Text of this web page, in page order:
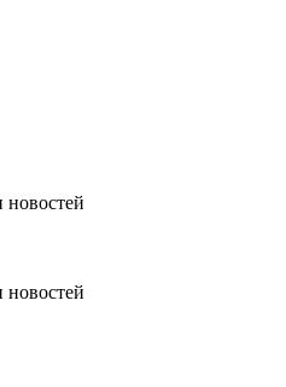
новостей
новостей